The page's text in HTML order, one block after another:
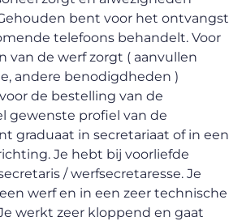
bent voor het ontvangst
telefoons behandelt. Voor
van de werf zorgt ( aanvullen
andere benodigdheden )
de bestelling van de
gewenste profiel van de
graduaat in secretariaat of in een
Je hebt bij voorliefde
/ werfsecretaresse. Je
werf en in een zeer technische
werkt zeer kloppend en gaat